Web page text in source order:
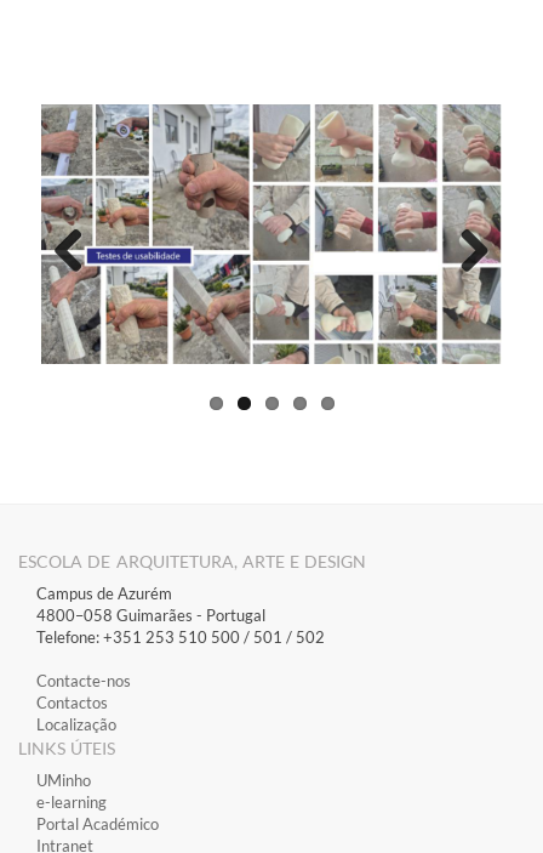
Previous Next
ESCOLA DE ARQUITETURA, ARTE E DESIGN
Campus de Azurém
4800–058 Guimarães​ - Portugal
Telefone: +351 253 510 500 / 501 / 502
Contacte-nos
Contactos
Localização
LINKS ÚTEIS
​UMinho
​e-learning
​Portal Académico
​Intranet